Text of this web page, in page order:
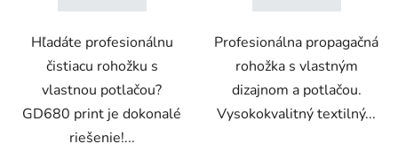
Hľadáte profesionálnu
čistiacu rohožku s
vlastnou potlačou?
GD680 print je dokonalé
riešenie!...
Profesionálna propagačná
rohožka s vlastným
dizajnom a potlačou.
Vysokokvalitný textilný...